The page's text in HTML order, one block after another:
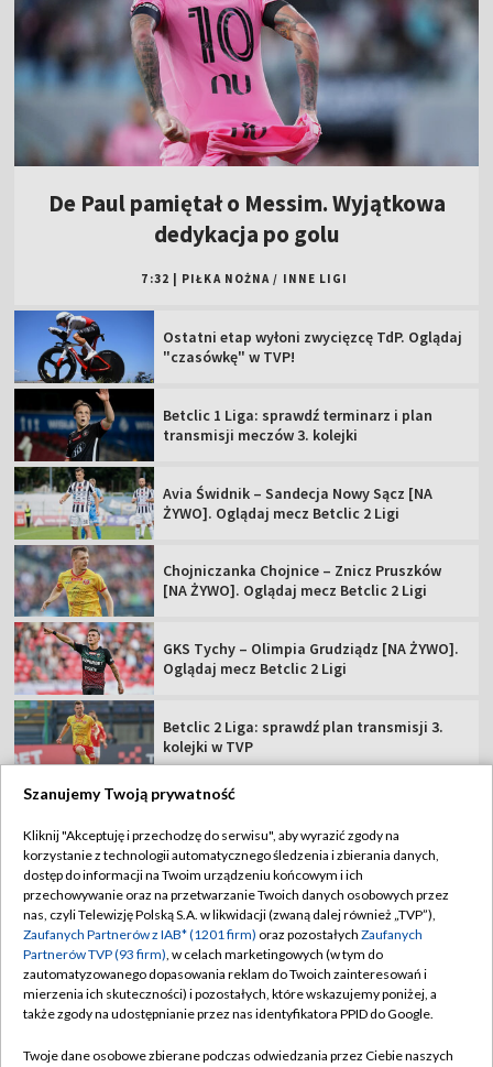
De Paul pamiętał o Messim. Wyjątkowa
dedykacja po golu
7:32 PIŁKA NOŻNA / INNE LIGI
Ostatni etap wyłoni zwycięzcę TdP. Oglądaj
"czasówkę" w TVP!
Betclic 1 Liga: sprawdź terminarz i plan
transmisji meczów 3. kolejki
Avia Świdnik – Sandecja Nowy Sącz [NA
ŻYWO]. Oglądaj mecz Betclic 2 Ligi
Chojniczanka Chojnice – Znicz Pruszków
[NA ŻYWO]. Oglądaj mecz Betclic 2 Ligi
GKS Tychy – Olimpia Grudziądz [NA ŻYWO].
Oglądaj mecz Betclic 2 Ligi
Betclic 2 Liga: sprawdź plan transmisji 3.
kolejki w TVP
TVP
Abonament TVP
Sklep TVP
Biuro Reklamy
Oferta Handlowa
Regulamin TVP
Polityka prywatności
Moje zgody
Biuro reklamy
Szanujemy Twoją prywatność
Kliknij "Akceptuję i przechodzę do serwisu", aby wyrazić zgody na
korzystanie z technologii automatycznego śledzenia i zbierania danych,
dostęp do informacji na Twoim urządzeniu końcowym i ich
przechowywanie oraz na przetwarzanie Twoich danych osobowych przez
nas, czyli Telewizję Polską S.A. w likwidacji (zwaną dalej również „TVP”),
Zaufanych Partnerów z IAB* (1201 firm) oraz pozostałych Zaufanych
Partnerów TVP (93 firm), w celach marketingowych (w tym do
zautomatyzowanego dopasowania reklam do Twoich zainteresowań i
mierzenia ich skuteczności) i pozostałych, które wskazujemy poniżej, a
także zgody na udostępnianie przez nas identyfikatora PPID do Google.
Twoje dane osobowe zbierane podczas odwiedzania przez Ciebie naszych